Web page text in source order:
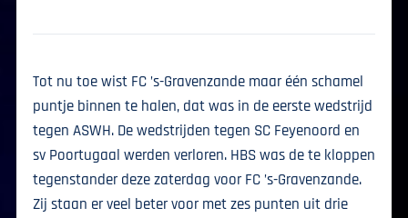
Tot nu toe wist FC ’s-Gravenzande maar één schamel
puntje binnen te halen, dat was in de eerste wedstrijd
tegen ASWH. De wedstrijden tegen SC Feyenoord en
sv Poortugaal werden verloren. HBS was de te kloppen
tegenstander deze zaterdag voor FC ’s-Gravenzande.
Zij staan er veel beter voor met zes punten uit drie